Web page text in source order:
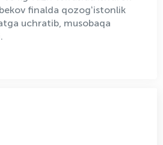
finalda qozogʻistonlik
uchratib, musobaqa